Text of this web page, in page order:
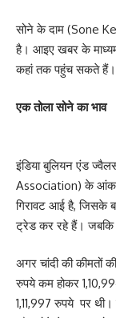
सोने के दाम (Sone
है। आइए खबर के
कहां तक पहुंच सकते हैं।
एक तोला सोने का भाव
इंडिया बुलियन एंड
Association) के
गिरावट आई है, जिसके
ट्रेड कर रहे हैं। जबकि
अगर चांदी की कीमतों
रुपये कम होकर
1,11,997 रुपये पर